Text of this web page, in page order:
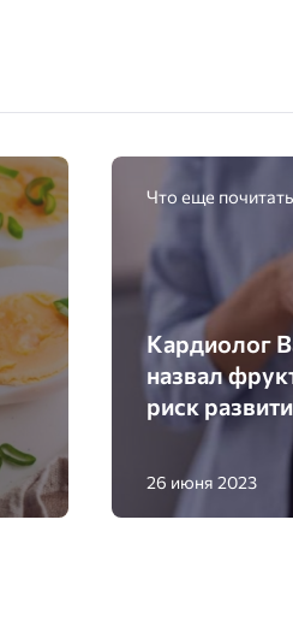
Что еще почитать
Кардиолог
назвал
риск
26 июня 2023